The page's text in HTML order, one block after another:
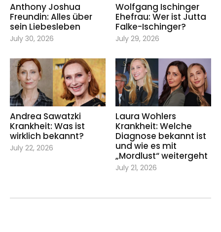
Anthony Joshua
Freundin: Alles über
sein Liebesleben
July 30, 2026
Wolfgang Ischinger
Ehefrau: Wer ist Jutta
Falke-Ischinger?
July 29, 2026
Andrea Sawatzki
Krankheit: Was ist
wirklich bekannt?
July 22, 2026
Laura Wohlers
Krankheit: Welche
Diagnose bekannt ist
und wie es mit
„Mordlust“ weitergeht
July 21, 2026